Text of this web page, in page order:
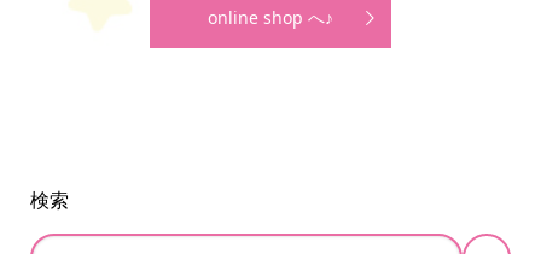
online shop へ♪
検索